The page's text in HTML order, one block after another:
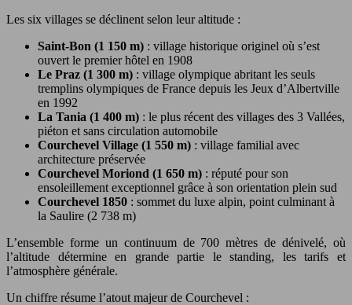
Les six villages se déclinent selon leur altitude :
Saint-Bon (1 150 m) : village historique originel où s’est
ouvert le premier hôtel en 1908
Le Praz (1 300 m) : village olympique abritant les seuls
tremplins olympiques de France depuis les Jeux d’Albertville
en 1992
La Tania (1 400 m) : le plus récent des villages des 3 Vallées,
piéton et sans circulation automobile
Courchevel Village (1 550 m) : village familial avec
architecture préservée
Courchevel Moriond (1 650 m) : réputé pour son
ensoleillement exceptionnel grâce à son orientation plein sud
Courchevel 1850 : sommet du luxe alpin, point culminant à
la Saulire (2 738 m)
L’ensemble forme un continuum de 700 mètres de dénivelé, où
l’altitude détermine en grande partie le standing, les tarifs et
l’atmosphère générale.
Un chiffre résume l’atout majeur de Courchevel :